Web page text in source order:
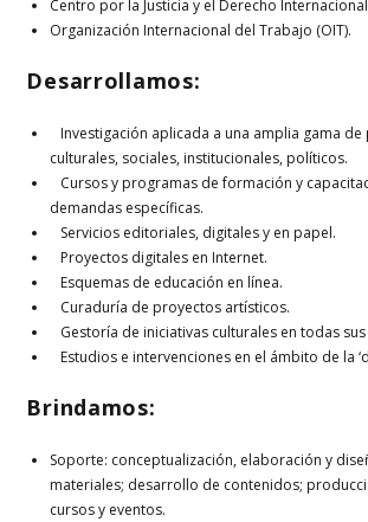
Centro por la Justicia y el Derecho Internacional
Organización Internacional del Trabajo (OIT).
Desarrollamos:
Investigación aplicada a una amplia gama
culturales, sociales, institucionales, políticos.
Cursos y programas de formación y
demandas específicas.
Servicios editoriales, digitales y en papel.
Proyectos digitales en Internet.
Esquemas de educación en línea.
Curaduría de proyectos artísticos.
Gestoría de iniciativas culturales en todas
Estudios e intervenciones en el ámbito de la
Brindamos:
Soporte: conceptualización, elaboración y
materiales; desarrollo de contenidos;
cursos y eventos.